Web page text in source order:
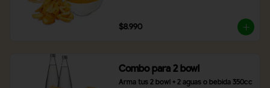
$8.990
Combo para 2 bowl
Arma tus 2 bowl + 2 aguas o bebida 350cc